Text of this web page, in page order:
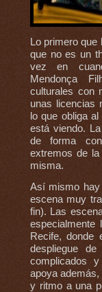
Lo primero que
que no es un
vez en
Mendonça
culturales con
unas licencias
lo que obliga
está viendo.
de forma
extremos de
misma.
Así mismo hay
escena muy
fin). Las
Recife, donde
despliegue
complicados
apoya además,
y ritmo a una